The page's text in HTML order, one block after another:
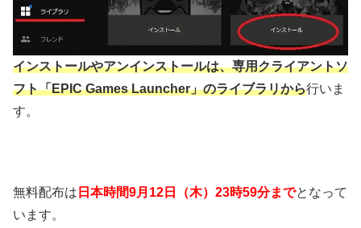
インストールやアンインストールは、専用クライアントソ
フト「EPIC Games Launcher」のライブラリから行いま
す。
無料配布は 日本時間9月12日（木）23時59分までとなって
います。